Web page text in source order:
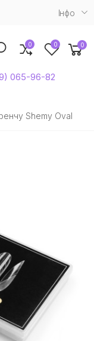
Iнфо
065-96-82
0 0 0
Shemy Oval